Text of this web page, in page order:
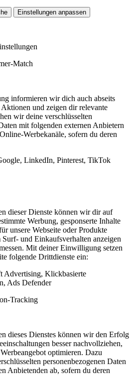
Einstellungen anpassen
Match
informieren wir dich auch abseits
Aktionen und zeigen dir relevante
wir deine verschlüsselten
mit folgenden externen Anbietern
Werbekanäle, sofern du deren
LinkedIn, Pinterest, TikTok
dieser Dienste können wir dir auf
Werbung, gesponserte Inhalte
unsere Webseite oder Produkte
Surf- und Einkaufsverhalten anzeigen
Mit deiner Einwilligung setzen
folgende Drittdienste ein:
Advertising, Klickbasierte
Ads Defender
Tracking
dieses Dienstes können wir den Erfolg
besser nachvollziehen,
optimieren. Dazu
personenbezogenen Daten
Anbietenden ab, sofern du deren